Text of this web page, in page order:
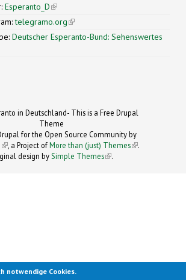
Esperanto_D(link is external)
telegramo.org(link is external)
Deutscher Esperanto-Bund: Sehenswertes
in Deutschland- This is a Free Drupal
Theme
for the Open Source Community by
(link is external)
, a Project ofMore than (just) Themes (link is
.
design by Simple Themes
(link is
.
notwendige Cookies.